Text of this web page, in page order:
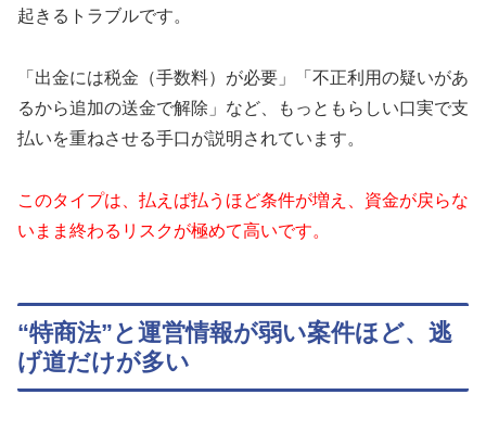
起きるトラブルです。
「出金には税金（手数料）が必要」「不正利用の疑いがあ
るから追加の送金で解除」など、もっともらしい口実で支
払いを重ねさせる手口が説明されています。
このタイプは、払えば払うほど条件が増え、資金が戻らな
いまま終わるリスクが極めて高いです。
“特商法”と運営情報が弱い案件ほど、逃
げ道だけが多い